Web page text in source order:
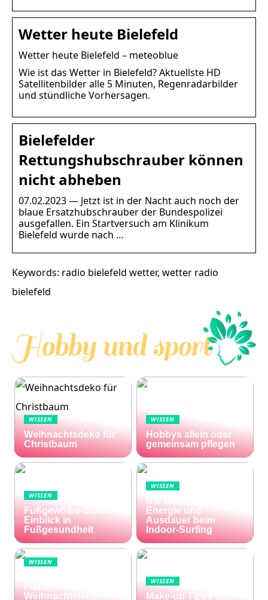
Wetter heute Bielefeld
Wetter heute Bielefeld – meteoblue
Wie ist das Wetter in Bielefeld? Aktuellste HD
Satellitenbilder alle 5 Minuten, Regenradarbilder
und stündliche Vorhersagen.
Bielefelder
Rettungshubschrauber können
nicht abheben
07.02.2023 — Jetzt ist in der Nacht auch noch der
blaue Ersatzhubschrauber der Bundespolizei
ausgefallen. Ein Startversuch am Klinikum
Bielefeld wurde nach …
Keywords: radio bielefeld wetter, wetter radio
bielefeld
WISSEN
Weihnachtsdeko für
Christbaum
WISSEN
Hobbys allein oder
gemeinsam pflegen
WISSEN
Fußgewölbe-Stütze:
Einblick in
Fußgesundheit
WISSEN
Die Welle zu Hause:
Energie und
Ausdauer beim
Indoor-Surfing
WISSEN
Fieber – die El Gordo
Weihnachtslotterie
WISSEN
Make-up Tipps für